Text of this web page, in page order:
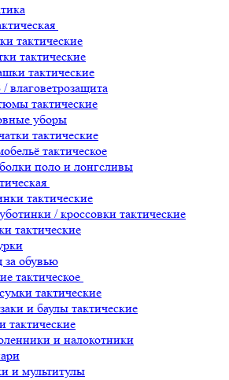
тактические
тактические
тактические
влаговетрозащита
тактические
уборы
тактические
тактическое
поло и лонгсливы
тактические
/ кроссовки тактические
тактические
за обувью
тактическое
тактические
и баулы тактические
тактические
и налокотники
и мультитулы